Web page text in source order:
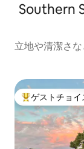
Southern
立地や清潔さ
大好評のゲスト
ゲストチョイ